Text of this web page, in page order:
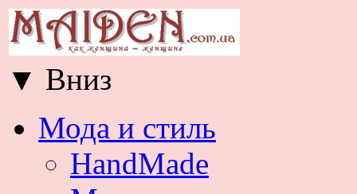
▼ Вниз
Мода и стиль
HandMade